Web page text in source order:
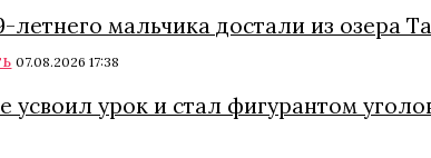
летнего мальчика достали из озера
07.08.2026 17:38
усвоил урок и стал фигурантом